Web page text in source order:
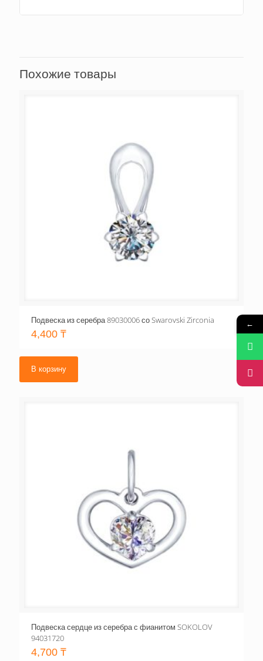
Похожие товары
Подвеска из серебра 89030006 со Swarovski Zirconia
4,400 ₸
В корзину
Подвеска сердце из серебра с фианитом SOKOLOV
94031720
4,700 ₸
←